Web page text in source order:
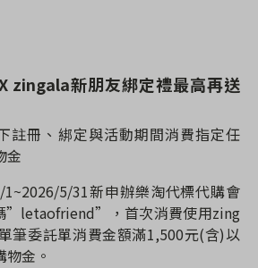
zingala新朋友綁定禮最高再送
註冊、綁定與活動期間消費指定任
金
5/31新申辦樂淘代標代購會
”letaofriend”，首次消費使用zing
筆委託單消費金額滿1,500元(含)以
金。